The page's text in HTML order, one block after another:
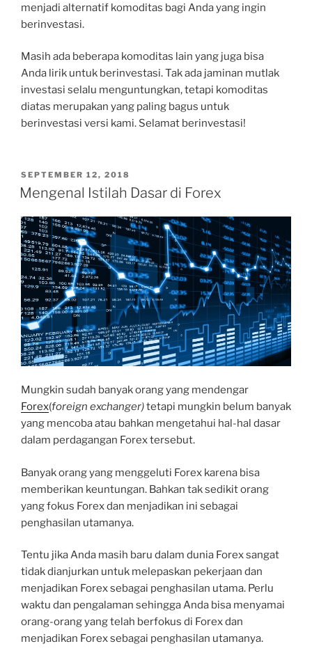
menjadi alternatif komoditas bagi Anda yang ingin
berinvestasi.
Masih ada beberapa komoditas lain yang juga bisa
Anda lirik untuk berinvestasi. Tak ada jaminan mutlak
investasi selalu menguntungkan, tetapi komoditas
diatas merupakan yang paling bagus untuk
berinvestasi versi kami. Selamat berinvestasi!
POSTED
ON
SEPTEMBER 12, 2018
Mengenal Istilah Dasar di Forex
Mungkin sudah banyak orang yang mendengar
Forex(foreign exchanger)tetapi mungkin belum banyak
yang mencoba atau bahkan mengetahui hal-hal dasar
dalam perdagangan Forex tersebut.
Banyak orang yang menggeluti Forex karena bisa
memberikan keuntungan. Bahkan tak sedikit orang
yang fokus Forex dan menjadikan ini sebagai
penghasilan utamanya.
Tentu jika Anda masih baru dalam dunia Forex sangat
tidak dianjurkan untuk melepaskan pekerjaan dan
menjadikan Forex sebagai penghasilan utama. Perlu
waktu dan pengalaman sehingga Anda bisa menyamai
orang-orang yang telah berfokus di Forex dan
menjadikan Forex sebagai penghasilan utamanya.